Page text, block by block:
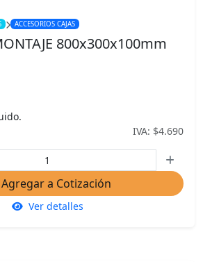
ACCESORIOS CAJAS
800x300x100mm
IVA: $4.690
Agregar a Cotización
Ver detalles